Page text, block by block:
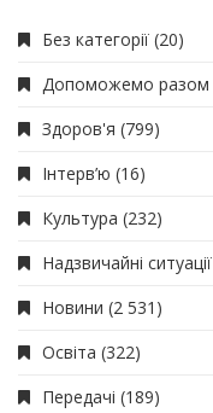
Без категорії (20)
Допоможемо разом
Здоров'я (799)
Інтерв’ю (16)
Культура (232)
Надзвичайні ситуації
Новини (2 531)
Освіта (322)
Передачі (189)